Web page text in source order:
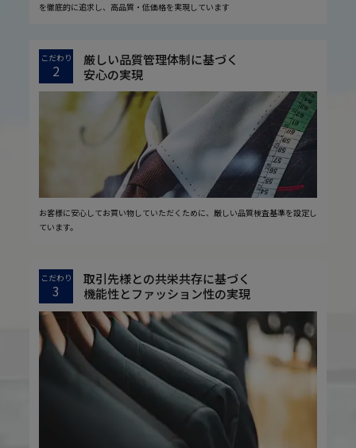
を徹底的に追求し、高品質・低価格を実現しています
こだわり
2
厳しい品質管理体制に基づく
安心の実現
お客様に安心してお買い物していただくために、厳しい品質検査基準を設定し
ています。
こだわり
3
取引先様との共栄共存に基づく
機能性とファッション性の実現